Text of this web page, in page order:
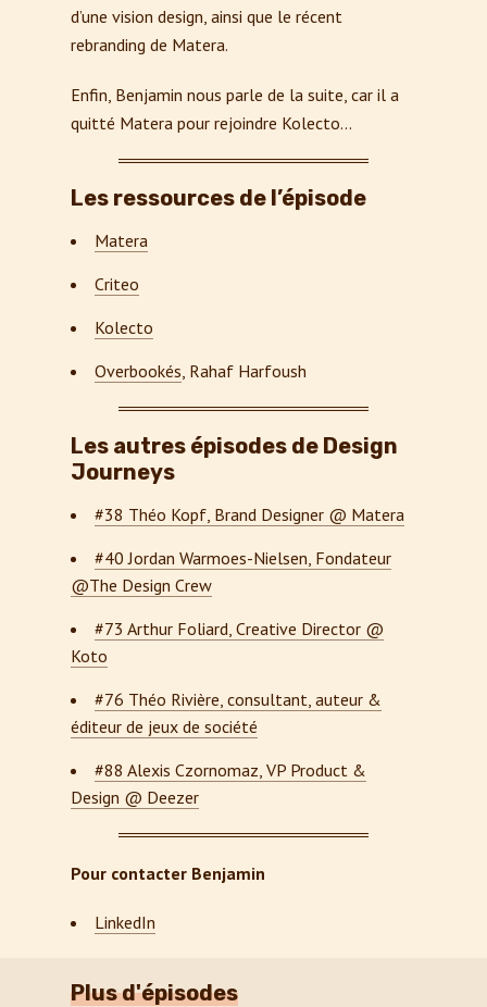
d’une vision design, ainsi que le récent
rebranding de Matera.
Enfin, Benjamin nous parle de la suite, car il a
quitté Matera pour rejoindre Kolecto…
Les ressources de l’épisode
Matera
Criteo
Kolecto
Overbookés, Rahaf Harfoush
Les autres épisodes de Design
Journeys
#38 Théo Kopf, Brand Designer @ Matera
#40 Jordan Warmoes-Nielsen, Fondateur
@The Design Crew
#73 Arthur Foliard, Creative Director @
Koto
#76 Théo Rivière, consultant, auteur &
éditeur de jeux de société
#88 Alexis Czornomaz, VP Product &
Design @ Deezer
Pour contacter Benjamin
LinkedIn
Plus d'épisodes